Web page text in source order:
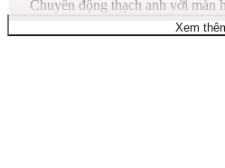
Chuyển động thạch anh với màn
Dây da thật có khóa đóngXem